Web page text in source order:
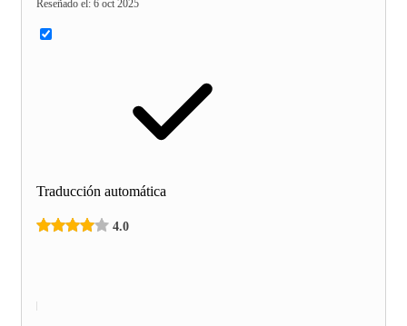
Reseñado el: 6 oct 2025
Traducción automática
4.0